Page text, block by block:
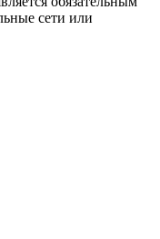
сети или